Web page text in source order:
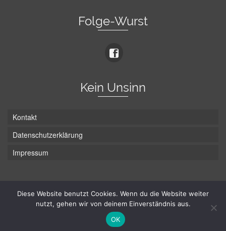
Folge-Wurst
Kein Unsinn
Kontakt
Datenschutzerklärung
Impressum
© Hans-Wurst.net - Gute Laune seit 2005
Diese Website benutzt Cookies. Wenn du die Website weiter
nutzt, gehen wir von deinem Einverständnis aus.
OK